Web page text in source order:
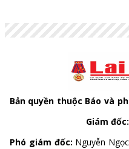
Bản quyền thuộc Báo và
Giám đốc:
Phó giám đốc: Nguyễn